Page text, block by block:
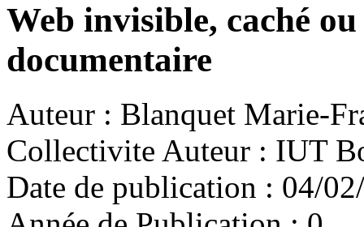
Web invisible, caché
documentaire
Auteur : Blanquet Marie-
Collectivite Auteur : IUT
Date de publication : 04/